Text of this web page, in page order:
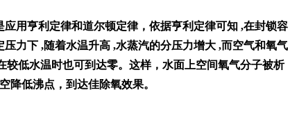
用亨利定律和道尔顿定律，依据亨利定律可知 ,在封锁容
力下 ,随着水温升高 ,水蒸汽的分压力增大 ,而空气和氧气
低水温时也可到达零。这样，水面上空间氧气分子被析
降低沸点，到达佳除氧效果。